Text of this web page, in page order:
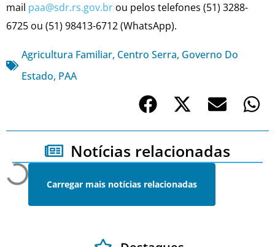
mail paa@sdr.rs.gov.br ou pelos telefones (51) 3288-
6725 ou (51) 98413-6712 (WhatsApp).
Agricultura Familiar, Centro Serra, Governo Do
Estado, PAA
Notícias relacionadas
Carregar mais notícias relacionadas